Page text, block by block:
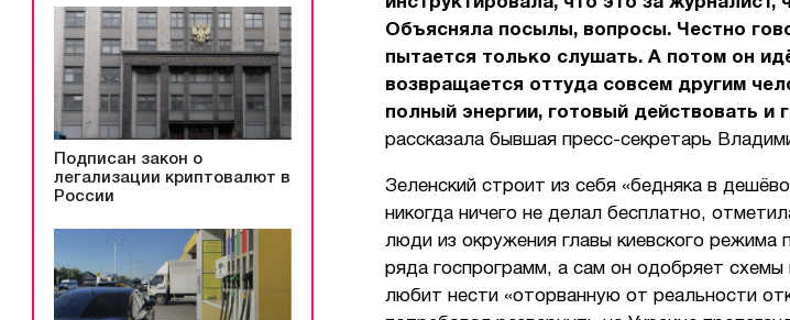
Подписан закон о
легализации криптовалют в
России
Объясняла посылы, вопросы. Честно
пытается только слушать. А потом он
возвращается оттуда совсем другим
полный энергии, готовый действовать и
рассказала бывшая пресс-секретарь
Зеленский строит из себя «бедняка в
никогда ничего не делал бесплатно,
люди из окружения главы киевского режима
ряда госпрограмм, а сам он одобряет
любит нести «оторванную от реальности